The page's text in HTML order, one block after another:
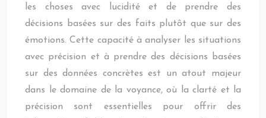
les choses avec lucidité et de prendre des
décisions basées sur des faits plutôt que sur des
émotions. Cette capacité à analyser les situations
avec précision et à prendre des décisions basées
sur des données concrètes est un atout majeur
dans le domaine de la voyance, où la clarté et la
précision sont essentielles pour offrir des